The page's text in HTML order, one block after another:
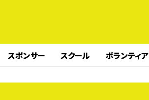
スポンサー スクール ボランティア